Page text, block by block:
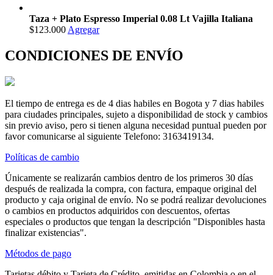
Taza + Plato Espresso Imperial 0.08 Lt Vajilla Italiana
$123.000 Agregar
CONDICIONES DE ENVÍO
El tiempo de entrega es de 4 dias habiles en Bogota y 7 dias habiles
para ciudades principales, sujeto a disponibilidad de stock y cambios
sin previo aviso, pero si tienen alguna necesidad puntual pueden por
favor comunicarse al siguiente Telefono: 3163419134.
Políticas de cambio
Únicamente se realizarán cambios dentro de los primeros 30 días
después de realizada la compra, con factura, empaque original del
producto y caja original de envío. No se podrá realizar devoluciones
o cambios en productos adquiridos con descuentos, ofertas
especiales o productos que tengan la descripción "Disponibles hasta
finalizar existencias".
Métodos de pago